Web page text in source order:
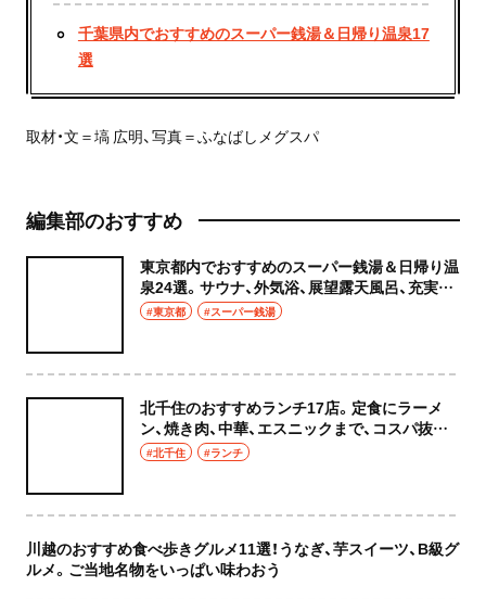
千葉県内でおすすめのスーパー銭湯＆日帰り温泉17
選
取材・文＝塙 広明、写真＝ふなばしメグスパ
編集部のおすすめ
東京都内でおすすめのスーパー銭湯＆日帰り温
泉24選。サウナ、外気浴、展望露天風呂、充実の
癒やし空間へ
#東京都 #スーパー銭湯
北千住のおすすめランチ17店。定食にラーメ
ン、焼き肉、中華、エスニックまで、コスパ抜群
な店もおしゃれな店も網羅してご紹介！
#北千住 #ランチ
川越のおすすめ食べ歩きグルメ11選！うなぎ、芋スイーツ、B級グ
ルメ。ご当地名物をいっぱい味わおう